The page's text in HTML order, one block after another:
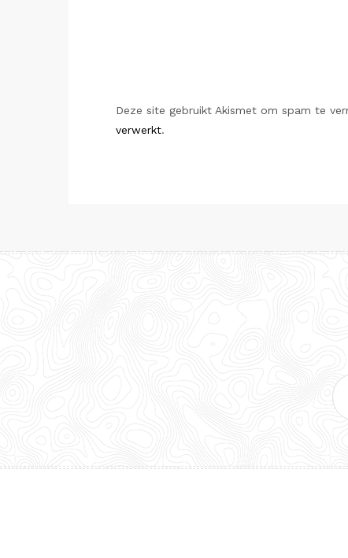
Deze site gebruikt Akismet om spam te
verwerkt.
E-